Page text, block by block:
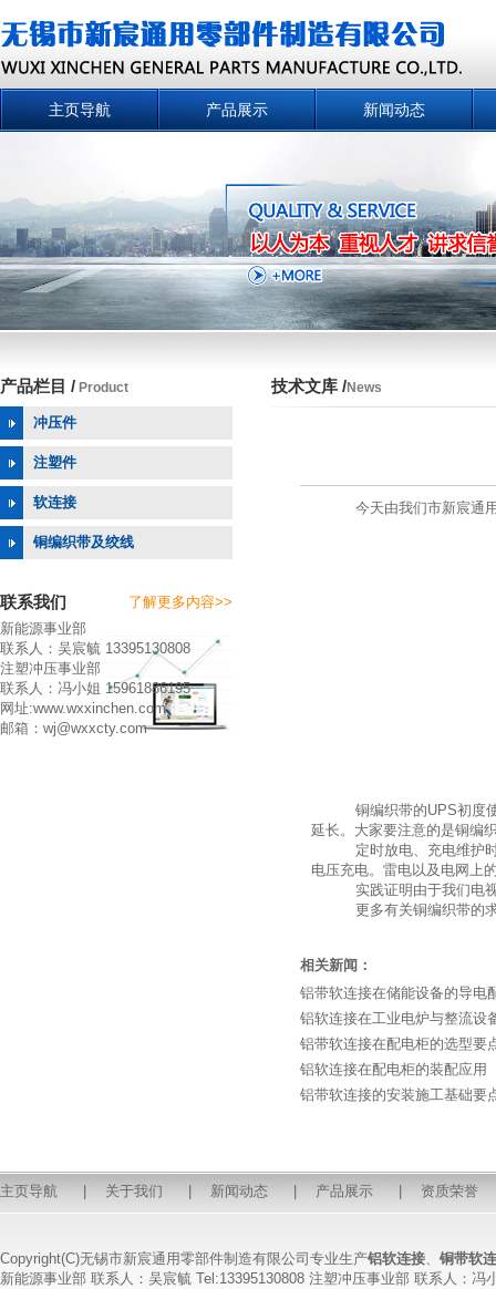
主页导航 产品展示 新闻动态
产品栏目 / Product
冲压件
注塑件
软连接
铜编织带及绞线
联系我们
了解更多内容>>
新能源事业部
联系人：吴宸毓 13395130808
注塑冲压事业部
联系人：冯小姐 15961886195
网址:www.wxxinchen.com
邮箱：wj@wxxcty.com
技术文库 /News
今天由我们市新宸通用零
铜编织带的UPS初度使用
延长。大家要注意的是铜编
定时放电、充电维护时，
电压充电。雷电以及电网上
实践证明由于我们电视台
更多有关铜编织带的求
相关新闻：
铝带软连接在储能设备的导电
铝软连接在工业电炉与整流设
铝带软连接在配电柜的选型要
铝软连接在配电柜的装配应用
铝带软连接的安装施工基础要
主页导航 关于我们 新闻动态 产品展示 资质荣誉
Copyright(C)无锡市新宸通用零部件制造有限公司专业生产铝软连接、 铜带软
新能源事业部 联系人：吴宸毓 Tel:13395130808 注塑冲压事业部 联系人：冯